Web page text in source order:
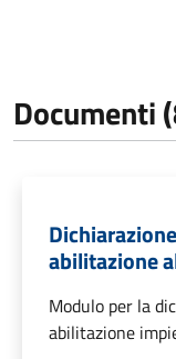
Documenti
abilitazione
Modulo per la
abilitazione